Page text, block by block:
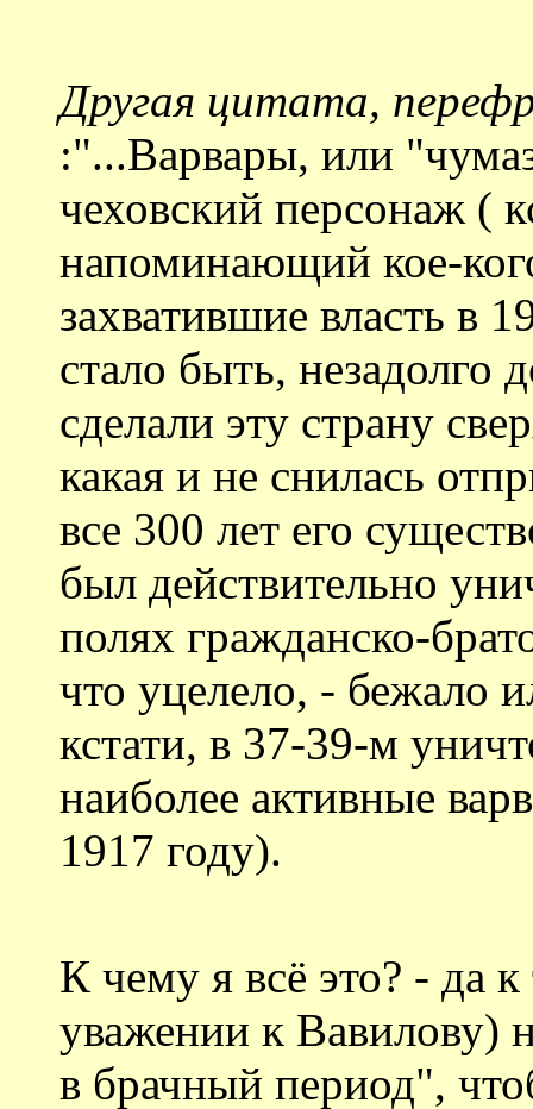
Другая цитата,
:"...Варвары, или
чеховский персонаж (
напоминающий кое-
захватившие власть в
стало быть, незадолго
сделали эту страну
какая и не снилась
все 300 лет его
был действительно
полях гражданско-
что уцелело, - бежало
кстати, в 37-39-м
наиболее активные
1917 году).
К чему я всё это? - да
уважении к Вавилову)
в брачный период",